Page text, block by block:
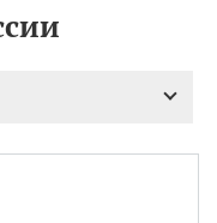
памяти жертв